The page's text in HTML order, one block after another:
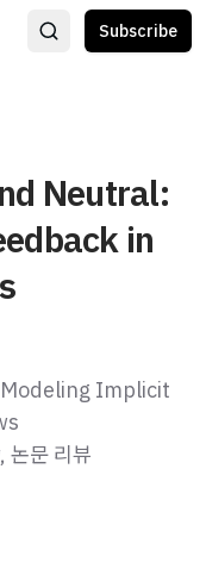
Subscribe
Neutral:
in
Implicit
문 리뷰